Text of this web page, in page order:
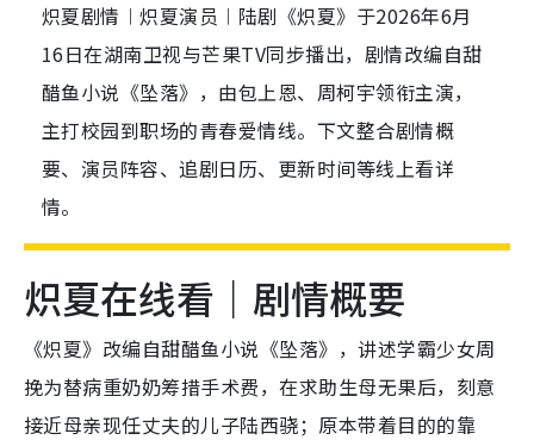
炽夏剧情︱炽夏演员︱陆剧《炽夏》于2026年6月
16日在湖南卫视与芒果TV同步播出，剧情改编自甜
醋鱼小说《坠落》，由包上恩、周柯宇领衔主演，
主打校园到职场的青春爱情线。下文整合剧情概
要、演员阵容、追剧日历、更新时间等线上看详
情。
炽夏在线看｜剧情概要
《炽夏》改编自甜醋鱼小说《坠落》，讲述学霸少女周
挽为替病重奶奶筹措手术费，在求助生母无果后，刻意
接近母亲现任丈夫的儿子陆西骁；原本带着目的的靠